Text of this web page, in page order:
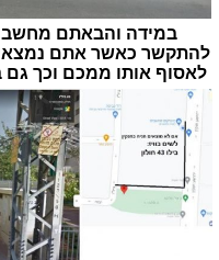
במידה והבאתם מחשב
להתקשר כאשר אתם
לאסוף אותו ממכם וכך